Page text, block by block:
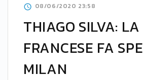
08/06/2020 23:58
THIAGO SILVA:
FRANCESE FA
MILAN